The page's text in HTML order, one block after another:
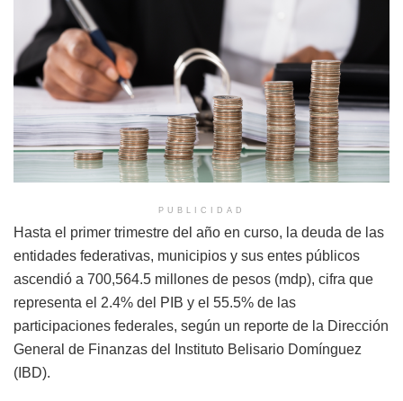
PUBLICIDAD
Hasta el primer trimestre del año en curso, la deuda de las
entidades federativas, municipios y sus entes públicos
ascendió a 700,564.5 millones de pesos (mdp), cifra que
representa el 2.4% del PIB y el 55.5% de las
participaciones federales, según un reporte de la Dirección
General de Finanzas del Instituto Belisario Domínguez
(IBD).